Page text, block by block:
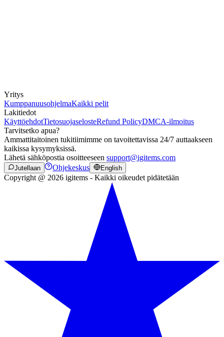
Yritys
KumppanuusohjelmaKaikki pelit
Lakitiedot
KäyttöehdotTietosuojaselosteRefund PolicyDMCA-ilmoitus
Tarvitsetko apua?
Ammattitaitoinen tukitiimimme on tavoitettavissa 24/7 auttaakseen
kaikissa kysymyksissä.
Lähetä sähköpostia osoitteeseen support@igitems.com
Jutellaan Ohjekeskus English
Copyright @ 2026 igitems - Kaikki oikeudet pidätetään